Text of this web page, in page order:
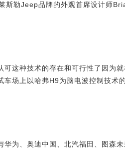
勒Jeep品牌的外观首席设计师
这种技术的存在和可行性了因为
场上以哈弗H9为脑电波控制技术
为、奥迪中国、北汽福田、图森